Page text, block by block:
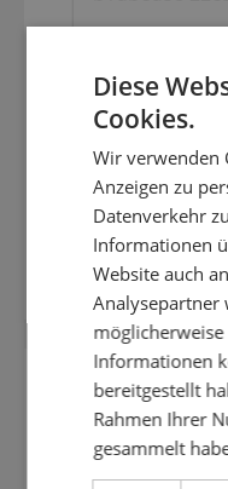
Teleskop
Diese
Cookies.
Wir verwenden
Anzeigen zu
Datenverkehr
Informationen
Website auch
Analysepartner
Informationen
bereitgestellt
Rahmen Ihrer
gesammelt